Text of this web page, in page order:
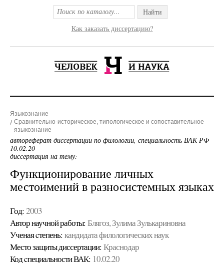
Найти
Как заказать диссертацию?
Языкознание
Сравнительно-историческое, типологическое и сопоставительное
языкознание
автореферат диссертации по филологии, специальность ВАК РФ
10.02.20
диссертация на тему:
Функционирование личных
местоимений в разносистемных языках
Год: 2003
Автор научной работы: Блягоз, Зулима Зулькариновна
Ученая cтепень: кандидата филологических наук
Место защиты диссертации: Краснодар
Код cпециальности ВАК: 10.02.20